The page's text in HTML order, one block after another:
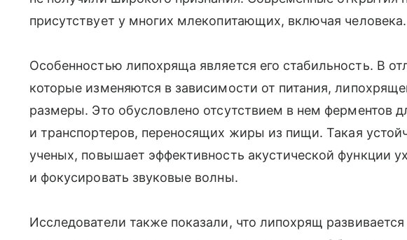
присутствует у многих млекопитающих, включая человека.
Особенностью липохряща является его стабильность. В
которые изменяются в зависимости от питания,
размеры. Это обусловлено отсутствием в нем ферментов
и транспортеров, переносящих жиры из пищи. Такая
ученых, повышает эффективность акустической функции
и фокусировать звуковые волны.
Исследователи также показали, что липохрящ